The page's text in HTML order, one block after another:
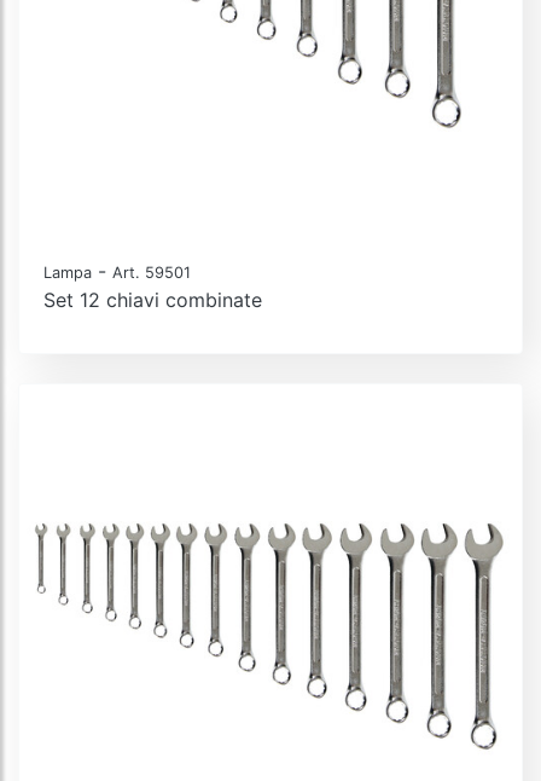
Lampa - Art. 59501
Set 12 chiavi combinate